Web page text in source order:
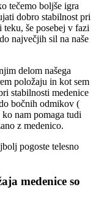
tečemo boljše igra
dobro stabilnost pri
teku, še posebej v fazi
največjih sil na naše
delom našega
položaju in kot sem
stabilnosti medenice
bočnih odmikov (
nam pomaga tudi
z medenico.
pogoste telesno
medenice so